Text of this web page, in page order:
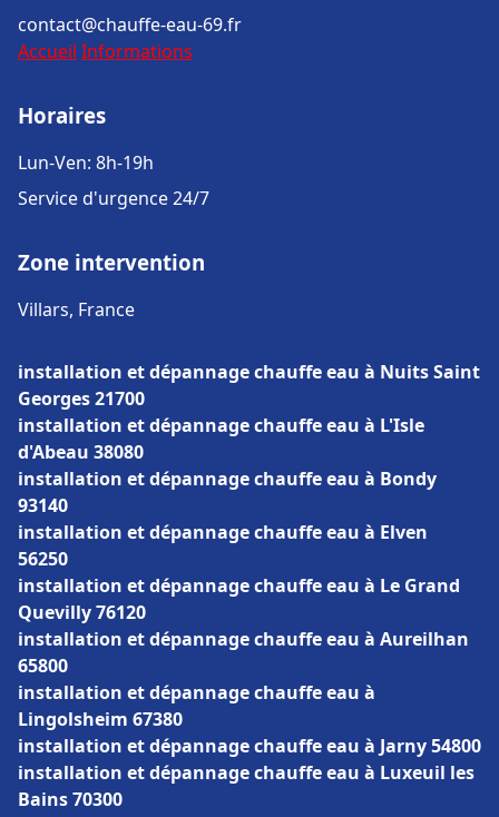
contact@chauffe-eau-69.fr
Accueil Informations
Horaires
Lun-Ven: 8h-19h
Service d'urgence 24/7
Zone intervention
Villars, France
installation et dépannage chauffe eau à Nuits Saint
Georges 21700
installation et dépannage chauffe eau à L'Isle
d'Abeau 38080
installation et dépannage chauffe eau à Bondy
93140
installation et dépannage chauffe eau à Elven
56250
installation et dépannage chauffe eau à Le Grand
Quevilly 76120
installation et dépannage chauffe eau à Aureilhan
65800
installation et dépannage chauffe eau à
Lingolsheim 67380
installation et dépannage chauffe eau à Jarny 54800
installation et dépannage chauffe eau à Luxeuil les
Bains 70300